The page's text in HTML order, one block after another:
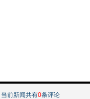
当前新闻共有0条评论